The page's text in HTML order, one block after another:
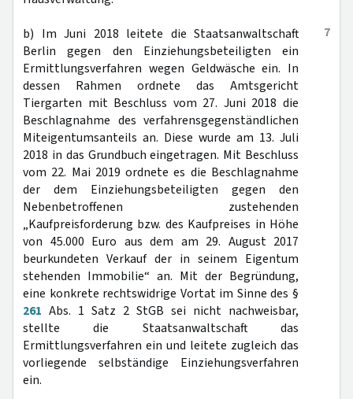
7
b) Im Juni 2018 leitete die Staatsanwaltschaft
Berlin gegen den Einziehungsbeteiligten ein
Ermittlungsverfahren wegen Geldwäsche ein. In
dessen Rahmen ordnete das Amtsgericht
Tiergarten mit Beschluss vom 27. Juni 2018 die
Beschlagnahme des verfahrensgegenständlichen
Miteigentumsanteils an. Diese wurde am 13. Juli
2018 in das Grundbuch eingetragen. Mit Beschluss
vom 22. Mai 2019 ordnete es die Beschlagnahme
der dem Einziehungsbeteiligten gegen den
Nebenbetroffenen zustehenden
„Kaufpreisforderung bzw. des Kaufpreises in Höhe
von 45.000 Euro aus dem am 29. August 2017
beurkundeten Verkauf der in seinem Eigentum
stehenden Immobilie“ an. Mit der Begründung,
eine konkrete rechtswidrige Vortat im Sinne des §
261 Abs. 1 Satz 2 StGB sei nicht nachweisbar,
stellte die Staatsanwaltschaft das
Ermittlungsverfahren ein und leitete zugleich das
vorliegende selbständige Einziehungsverfahren
ein.